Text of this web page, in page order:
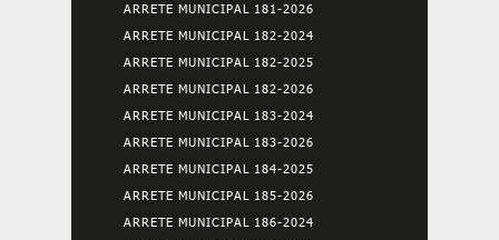
ARRETE MUNICIPAL 181-2026
ARRETE MUNICIPAL 182-2024
ARRETE MUNICIPAL 182-2025
ARRETE MUNICIPAL 182-2026
ARRETE MUNICIPAL 183-2024
ARRETE MUNICIPAL 183-2026
ARRETE MUNICIPAL 184-2025
ARRETE MUNICIPAL 185-2026
ARRETE MUNICIPAL 186-2024